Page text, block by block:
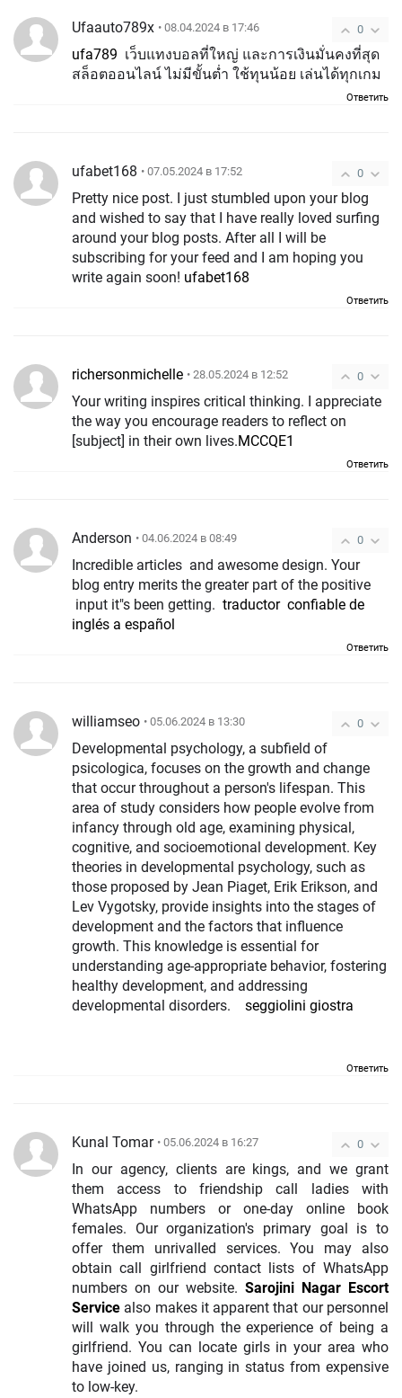
0
Ufaauto789x • 08.04.2024 в 17:46
ufa789 เว็บแทงบอลที่ใหญ่ และการเงินมั่นคงที่สุด
สล็อตออนไลน์ ไม่มีขั้นต่ำ ใช้ทุนน้อย เล่นได้ทุกเกม
Ответить
0
ufabet168 • 07.05.2024 в 17:52
Pretty nice post. I just stumbled upon your blog
and wished to say that I have really loved surfing
around your blog posts. After all I will be
subscribing for your feed and I am hoping you
write again soon! ufabet168
Ответить
0
richersonmichelle • 28.05.2024 в 12:52
Your writing inspires critical thinking. I appreciate
the way you encourage readers to reflect on
[subject] in their own lives.MCCQE1
Ответить
0
Anderson • 04.06.2024 в 08:49
Incredible articles and awesome design. Your
blog entry merits the greater part of the positive
input it"s been getting. traductor confiable de
inglés a español
Ответить
0
williamseo • 05.06.2024 в 13:30
Developmental psychology, a subfield of
psicologica, focuses on the growth and change
that occur throughout a person's lifespan. This
area of study considers how people evolve from
infancy through old age, examining physical,
cognitive, and socioemotional development. Key
theories in developmental psychology, such as
those proposed by Jean Piaget, Erik Erikson, and
Lev Vygotsky, provide insights into the stages of
development and the factors that influence
growth. This knowledge is essential for
understanding age-appropriate behavior, fostering
healthy development, and addressing
developmental disorders. seggiolini giostra
Ответить
0
Kunal Tomar • 05.06.2024 в 16:27
In our agency, clients are kings, and we grant
them access to friendship call ladies with
WhatsApp numbers or one-day online book
females. Our organization's primary goal is to
offer them unrivalled services. You may also
obtain call girlfriend contact lists of WhatsApp
numbers on our website. Sarojini Nagar Escort
Service also makes it apparent that our personnel
will walk you through the experience of being a
girlfriend. You can locate girls in your area who
have joined us, ranging in status from expensive
to low-key.